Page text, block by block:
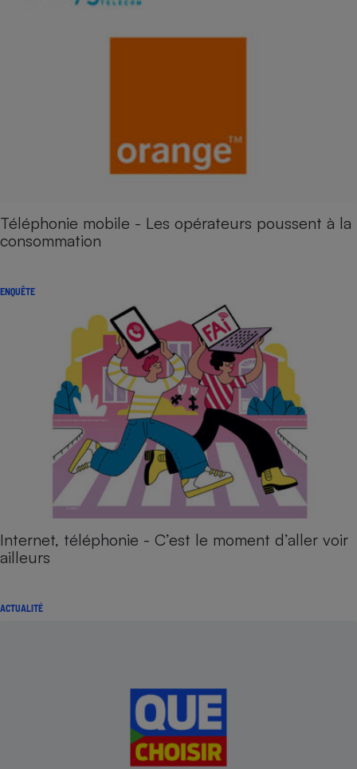
Téléphonie mobile - Les opérateurs poussent à la
consommation
ENQUÊTE
Internet, téléphonie - C’est le moment d’aller voir
ailleurs
ACTUALITÉ